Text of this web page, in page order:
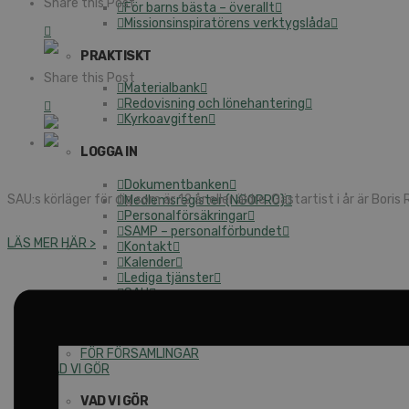
För barns bästa – överallt
Missionsinspiratörens verktygslåda
PRAKTISKT
Materialbank
Redovisning och lönehantering
Kyrkoavgiften
LOGGA IN
Dokumentbanken
Medlemsregister (NGOPRO)
Personalförsäkringar
SAMP – personalförbundet
Kontakt
Kalender
Lediga tjänster
SAU
FÖR FÖRSAMLINGAR
VAD VI GÖR
VAD VI GÖR
Share this Post
SAU:s körläger för dig som är 12 år eller äldre. Gästartist i år är Boris
LÄS MER HÄR >